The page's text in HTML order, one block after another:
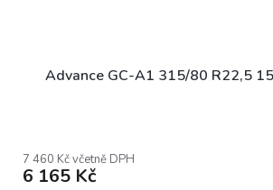
Advance GC-A1 315/80 R22,5
7 460 Kč včetně DPH
6 165 Kč